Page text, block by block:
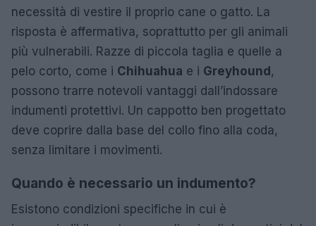
necessità di vestire il proprio cane o gatto. La
risposta è affermativa, soprattutto per gli animali
più vulnerabili. Razze di piccola taglia e quelle a
pelo corto, come i Chihuahua e i Greyhound,
possono trarre notevoli vantaggi dall’indossare
indumenti protettivi. Un cappotto ben progettato
deve coprire dalla base del collo fino alla coda,
senza limitare i movimenti.
Quando è necessario un indumento?
Esistono condizioni specifiche in cui è